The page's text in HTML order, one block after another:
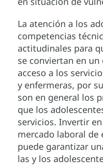
La atención a los
competencias
actitudinales para
se conviertan en
acceso a los
y enfermeras, por
son en general los
que los
servicios. Invertir
mercado laboral de
puede garantizar
las y los